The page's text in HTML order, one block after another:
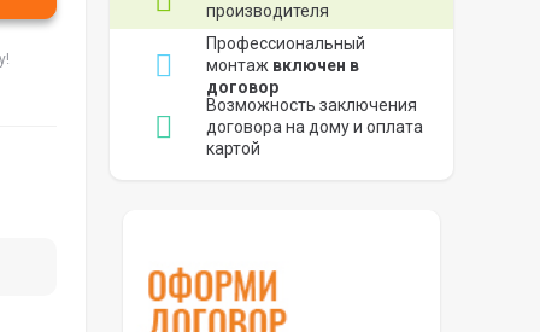
производителя
Профессиональный
монтаж включен в
договор
Возможность заключения
договора на дому и оплата
картой